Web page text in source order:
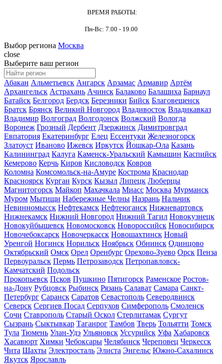
ВРЕМЯ РАБОТЫ:
Пн-Вс: 7.00 - 19.00
Выбор региона Москва
close
Выберите ваш регион
Абакан Альметьевск Ангарск Арзамас Армавир Артём
Архангельск Астрахань Ачинск Балаково Балашиха Барнаул
Батайск Белгород Бердск Березники Бийск Благовещенск
Братск Брянск Великий Новгород Владивосток Владикавказ
Владимир Волгоград Волгодонск Волжский Вологда
Воронеж Грозный Дербент Дзержинск Димитровград
Евпатория Екатеринбург Елец Ессентуки Железногорск
Златоуст Иваново Ижевск Иркутск Йошкар-Ола Казань
Калининград Калуга Каменск-Уральский Камышин Каспийск
Кемерово Керчь Киров Кисловодск Ковров
Коломна Комсомольск-на-Амуре Кострома Краснодар
Красноярск Курган Курск Кызыл Липецк Люберцы
Магнитогорск Майкоп Махачкала Миасс Москва Мурманск
Муром Мытищи Набережные Челны Назрань Нальчик
Невинномысск Нефтекамск Нефтеюганск Нижневартовск
Нижнекамск Нижний Новгород Нижний Тагил Новокузнецк
Новокуйбышевск Новомосковск Новороссийск Новосибирск
Новочебоксарск Новочеркасск Новошахтинск Новый
Уренгой Ногинск Норильск Ноябрьск Обнинск Одинцово
Октябрьский Омск Орел Оренбург Орехово-Зуево Орск Пенза
Первоуральск Пермь Петрозаводск Петропавловск-
Камчатский Подольск
Прокопьевск Псков Пушкино Пятигорск Раменское Ростов-
на-Дону Рубцовск Рыбинск Рязань Салават Самара Санкт-
Петербург Саранск Саратов Севастополь Северодвинск
Северск Сергиев Посад Серпухов Симферополь Смоленск
Сочи Ставрополь Старый Оскол Стерлитамак Сургут
Сызрань Сыктывкар Таганрог Тамбов Тверь Тольятти Томск
Тула Тюмень Улан-Удэ Ульяновск Уссурийск Уфа Хабаровск
Хасавюрт Химки Чебоксары Челябинск Череповец Черкесск
Чита Шахты Электросталь Элиста Энгельс Южно-Сахалинск
Якутск Ярославль